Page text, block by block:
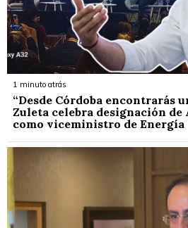
1 minuto atrás
“Desde Córdoba encontrarás
Zuleta celebra designación de
como viceministro de Energía